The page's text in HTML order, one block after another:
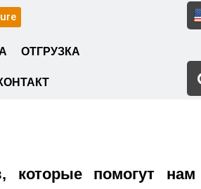
ОТГРУЗКА
которые помогут